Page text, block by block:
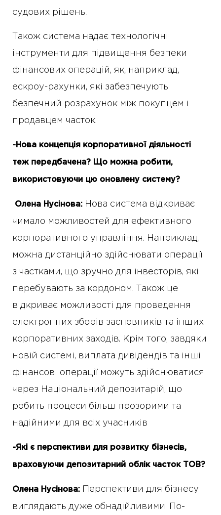
судових рішень.
Також система надає технологічні
інструменти для підвищення безпеки
фінансових операцій, як, наприклад,
ескроу-рахунки, які забезпечують
безпечний розрахунок між покупцем і
продавцем часток.
-Нова концепція корпоративної діяльності
теж передбачена? Що можна робити,
використовуючи цю оновлену систему?
Олена Нусінова: Нова система відкриває
чимало можливостей для ефективного
корпоративного управління. Наприклад,
можна дистанційно здійснювати операції
з частками, що зручно для інвесторів, які
перебувають за кордоном. Також це
відкриває можливості для проведення
електронних зборів засновників та інших
корпоративних заходів. Крім того, завдяки
новій системі, виплата дивідендів та інші
фінансові операції можуть здійснюватися
через Національний депозитарій, що
робить процеси більш прозорими та
надійними для всіх учасників
-Які є перспективи для розвитку бізнесів,
враховуючи депозитарний облік часток ТОВ?
Олена Нусінова: Перспективи для бізнесу
виглядають дуже обнадійливими. По-